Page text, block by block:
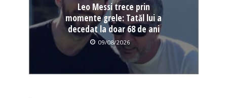
Leo Messi trece prin
momente grele: Tatăl lui a
decedat la doar 68 de ani
09/08/2026